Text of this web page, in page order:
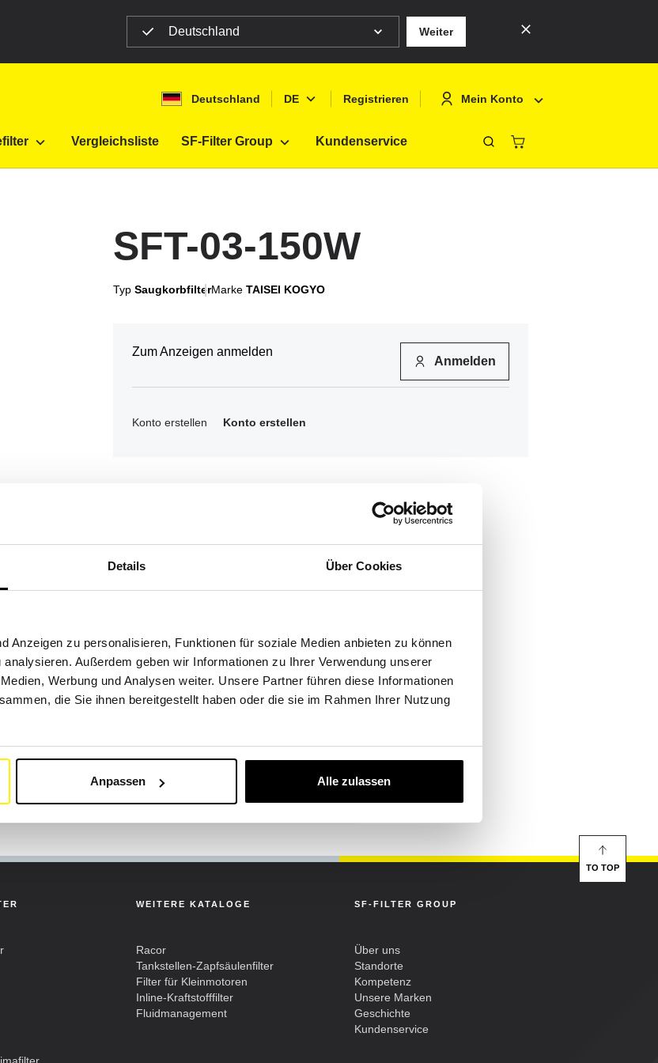
Details Über Cookies
Anzeigen zu personalisieren, Funktionen für soziale Medien anbieten zu können
Außerdem geben wir Informationen zu Ihrer Verwendung unserer
Werbung und Analysen weiter. Unsere Partner führen diese Informationen
die Sie ihnen bereitgestellt haben oder die sie im Rahmen Ihrer Nutzung
Anpassen Alle zulassen
Deutschland Weiter
Deutschland DE
Français
Polski
Registrieren Mein Konto
Vergleichsliste SF-Filter Group Kundenservice
SFT-03-150W
Typ SaugkorbfilterMarke TAISEI KOGYO
Zum Anzeigen anmelden
Anmelden
Konto erstellen Konto erstellen
46
0,1
WEITERE KATALOGE
Racor
Tankstellen-Zapfsäulenfilter
Filter für Kleinmotoren
Inline-Kraftstofffilter
Fluidmanagement
SF-FILTER GROUP
Über uns
Standorte
Kompetenz
Unsere Marken
Geschichte
Kundenservice
TO TOP